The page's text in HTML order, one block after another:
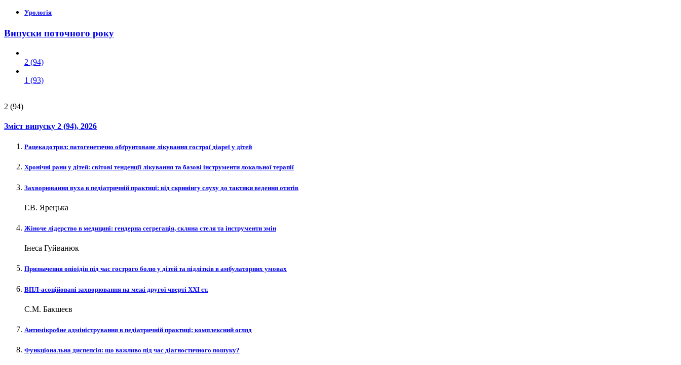
Урологія
Випуски поточного року
2 (94)
1 (93)
2 (94)
Зміст випуску 2 (94), 2026
Рацекадотрил: патогенетично обґрунтоване лікування гострої діареї у дітей
Хронічні рани у дітей: світові тенденції лікування та базові інструменти локальної терапії
Захворювання вуха в педіатричній практиці: від скринінгу слуху до тактики ведення отитів
Г.В. Ярецька
Жіноче лідерство в медицині: гендерна сегрегація, скляна стеля та інструменти змін
Інеса Гуйванюк
Призначення опіоїдів під час гострого болю у дітей та підлітків в амбулаторних умовах
ВПЛ-асоційовані захворювання на межі другої чверті XXI ст.
С.М. Бакшеєв
Антимікробне адміністрування в педіатричній практиці: комплексний огляд
Функціональна диспепсія: що важливо під час діагностичного пошуку?